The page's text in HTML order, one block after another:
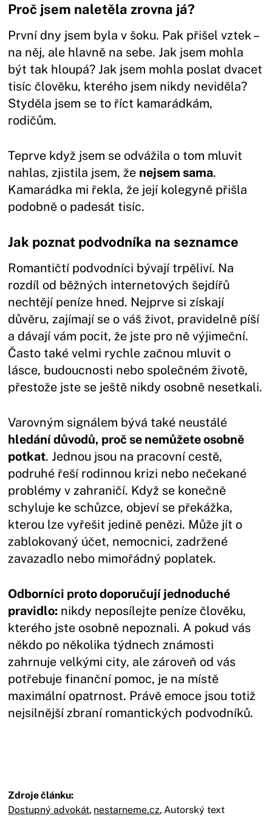
Proč jsem naletěla zrovna já?
První dny jsem byla v šoku. Pak přišel vztek –
na něj, ale hlavně na sebe. Jak jsem mohla
být tak hloupá? Jak jsem mohla poslat dvacet
tisíc člověku, kterého jsem nikdy neviděla?
Styděla jsem se to říct kamarádkám,
rodičům.
Teprve když jsem se odvážila o tom mluvit
nahlas, zjistila jsem, že nejsem sama.
Kamarádka mi řekla, že její kolegyně přišla
podobně o padesát tisíc.
Jak poznat podvodníka na seznamce
Romantičtí podvodníci bývají trpěliví. Na
rozdíl od běžných internetových šejdířů
nechtějí peníze hned. Nejprve si získají
důvěru, zajímají se o váš život, pravidelně píší
a dávají vám pocit, že jste pro ně výjimeční.
Často také velmi rychle začnou mluvit o
lásce, budoucnosti nebo společném životě,
přestože jste se ještě nikdy osobně nesetkali.
Varovným signálem bývá také neustálé
hledání důvodů, proč se nemůžete osobně
potkat. Jednou jsou na pracovní cestě,
podruhé řeší rodinnou krizi nebo nečekané
problémy v zahraničí. Když se konečně
schyluje ke schůzce, objeví se překážka,
kterou lze vyřešit jedině penězi. Může jít o
zablokovaný účet, nemocnici, zadržené
zavazadlo nebo mimořádný poplatek.
Odborníci proto doporučují jednoduché
pravidlo: nikdy neposílejte peníze člověku,
kterého jste osobně nepoznali. A pokud vás
někdo po několika týdnech známosti
zahrnuje velkými city, ale zároveň od vás
potřebuje finanční pomoc, je na místě
maximální opatrnost. Právě emoce jsou totiž
nejsilnější zbraní romantických podvodníků.
Zdroje článku:
Dostupný advokát, nestarneme.cz, Autorský text